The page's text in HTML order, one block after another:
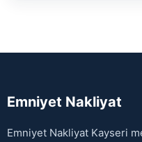
Emniyet Nakliyat
Emniyet Nakliyat Kayseri